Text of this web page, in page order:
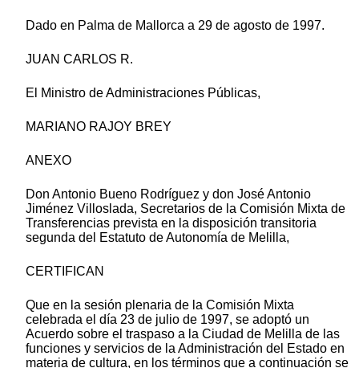
Dado en Palma de Mallorca a 29 de agosto de 1997.
JUAN CARLOS R.
El Ministro de Administraciones Públicas,
MARIANO RAJOY BREY
ANEXO
Don Antonio Bueno Rodríguez y don José Antonio
Jiménez Villoslada, Secretarios de la Comisión Mixta de
Transferencias prevista en la disposición transitoria
segunda del Estatuto de Autonomía de Melilla,
CERTIFICAN
Que en la sesión plenaria de la Comisión Mixta
celebrada el día 23 de julio de 1997, se adoptó un
Acuerdo sobre el traspaso a la Ciudad de Melilla de las
funciones y servicios de la Administración del Estado en
materia de cultura, en los términos que a continuación se